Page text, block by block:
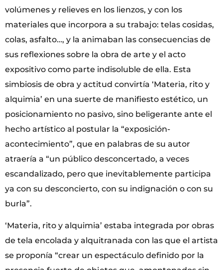
volúmenes y relieves en los lienzos, y con los
materiales que incorpora a su trabajo: telas cosidas,
colas, asfalto…, y la animaban las consecuencias de
sus reflexiones sobre la obra de arte y el acto
expositivo como parte indisoluble de ella. Esta
simbiosis de obra y actitud convirtía ‘Materia, rito y
alquimia’ en una suerte de manifiesto estético, un
posicionamiento no pasivo, sino beligerante ante el
hecho artístico al postular la “exposición-
acontecimiento”, que en palabras de su autor
atraería a “un público desconcertado, a veces
escandalizado, pero que inevitablemente participa
ya con su desconcierto, con su indignación o con su
burla”.
‘Materia, rito y alquimia’ estaba integrada por obras
de tela encolada y alquitranada con las que el artista
se proponía “crear un espectáculo definido por la